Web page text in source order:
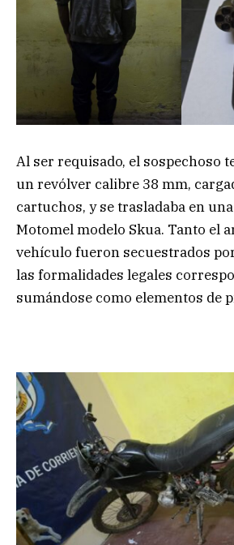
Al ser requisado, el sospechoso
un revólver calibre 38 mm,
cartuchos, y se trasladaba en
Motomel modelo Skua. Tanto el
vehículo fueron secuestrados
las formalidades legales
sumándose como elementos de